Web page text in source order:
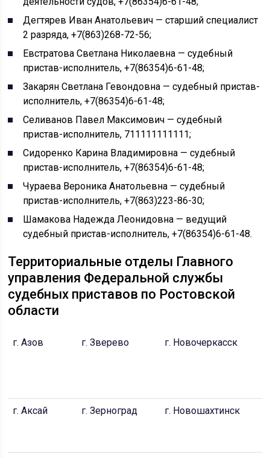
Дегтярев Иван Анатольевич — старший специалист
2 разряда, +7(863)268-72-56;
Евстратова Светлана Николаевна — судебный
пристав-исполнитель, +7(86354)6-61-48;
Закарян Светлана Гевондовна — судебный пристав-
исполнитель, +7(86354)6-61-48;
Селиванов Павел Максимович — судебный
пристав-исполнитель, 711111111111;
Сидоренко Карина Владимировна — судебный
пристав-исполнитель, +7(86354)6-61-48;
Чураева Вероника Анатольевна — судебный
пристав-исполнитель, +7(863)223-86-30;
Шамакова Надежда Леонидовна — ведущий
судебный пристав-исполнитель, +7(86354)6-61-48.
Территориальные отделы Главного
управления Федеральной службы
судебных приставов по Ростовской
области
г. Азов г. Зверево г. Новочеркасск
г. Аксай г. Зерноград г. Новошахтинск